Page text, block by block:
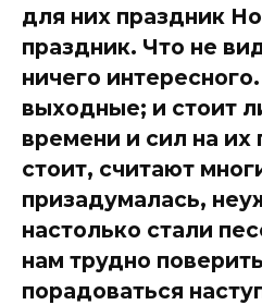
для них праздник
праздник. Что не
ничего
выходные; и стоит
времени и сил на их
стоит, считают
призадумалась,
настолько стали
нам трудно
порадоваться